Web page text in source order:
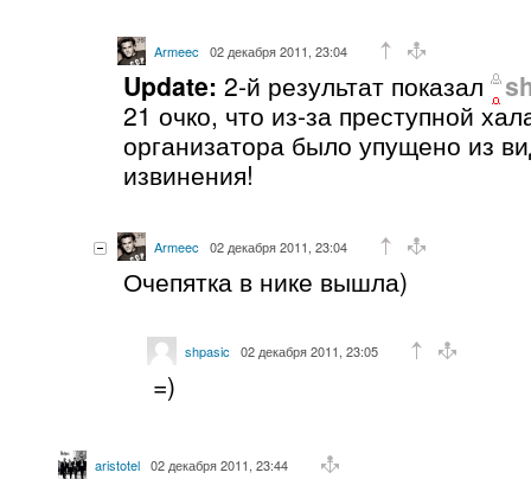
Armeec 02 декабря 2011, 23:04
Update: 2-й результат показал
21 очко, что из-за преступной
организатора было упущено из
извинения!
Armeec 02 декабря 2011, 23:04
Очепятка в нике вышла)
shpasic 02 декабря 2011, 23:05
=)
aristotel 02 декабря 2011, 23:44